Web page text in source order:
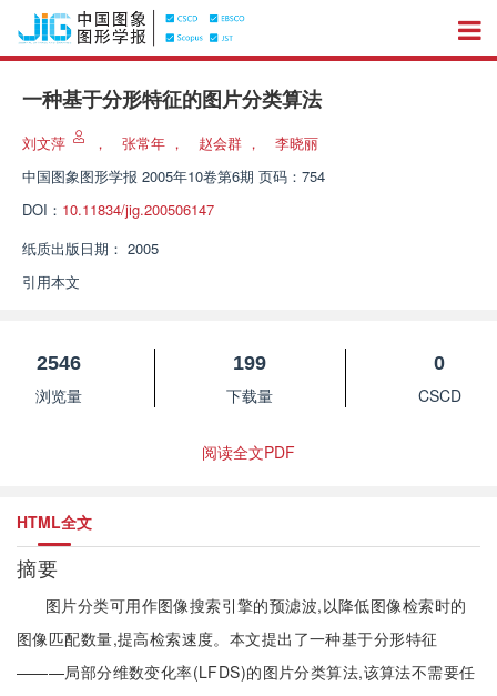
一种基于分形特征的图片分类算法
刘文萍 ， 张常年 ， 赵会群 ，
李晓丽
中国图象图形学报 2005年10卷第6期 页码：754
DOI： 10.11834/jig.200506147
纸质出版日期： 2005
引用本文
2546
浏览量
199
下载量
0
CSCD
阅读全文PDF
HTML全文
摘要
图片分类可用作图像搜索引擎的预滤波,以降低图像检索时的
图像匹配数量,提高检索速度。本文提出了一种基于分形特征
———局部分维数变化率(LFDS)的图片分类算法,该算法不需要任